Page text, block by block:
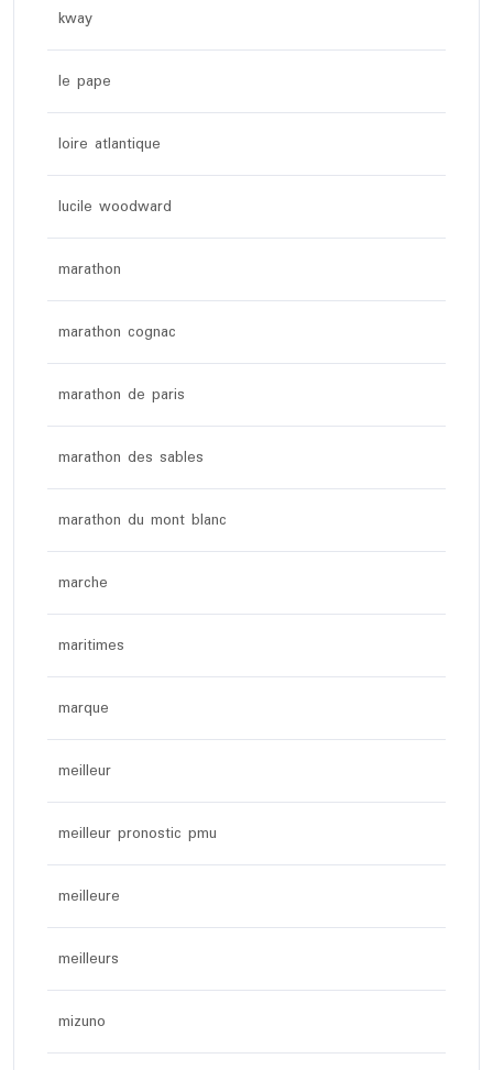
kway
le pape
loire atlantique
lucile woodward
marathon
marathon cognac
marathon de paris
marathon des sables
marathon du mont blanc
marche
maritimes
marque
meilleur
meilleur pronostic pmu
meilleure
meilleurs
mizuno